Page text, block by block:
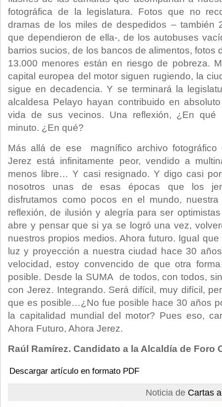
fotográfica de la legislatura. Fotos que no
dramas de los miles de despedidos – también
que dependieron de ella-, de los autobuses
barrios sucios, de los bancos de alimentos, fotos
13.000 menores están en riesgo de pobreza.
capital europea del motor siguen rugiendo, la
sigue en decadencia. Y se terminará la
alcaldesa Pelayo hayan contribuido en
vida de sus vecinos. Una reflexión, ¿En qué
minuto. ¿En qué?
Más allá de ese magnífico archivo
Jerez está infinitamente peor, vendido a
menos libre… Y casi resignado. Y digo casi
nosotros unas de esas épocas que los
disfrutamos como pocos en el mundo,
reflexión, de ilusión y alegría para ser
abre y pensar que si ya se logró una vez,
nuestros propios medios. Ahora futuro. Igual
luz y proyección a nuestra ciudad hace 30
velocidad, estoy convencido de que otra
posible. Desde la SUMA de todos, con todos,
con Jerez. Integrando. Será difícil, muy difícil,
que es posible…¿No fue posible hace 30 años
la capitalidad mundial del motor? Pues eso,
Ahora Futuro, Ahora Jerez.
Raúl Ramírez. Candidato a la Alcaldía de Foro
Descargar artículo en formato PDF
Noticia de Cartas